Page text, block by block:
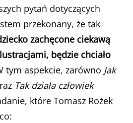
pytań dotyczących
przekonany, że tak
zachęcone ciekawą
będzie chciało
tym aspekcie, zarówno Jak
Tak działa człowiek
które Tomasz Rożek